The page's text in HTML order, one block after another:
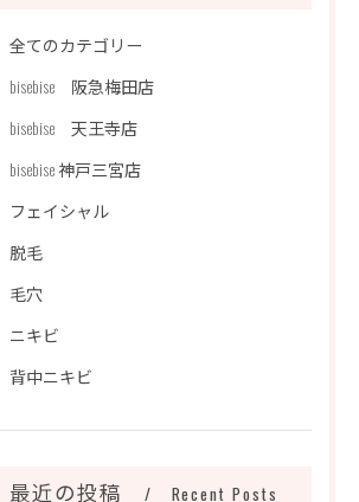
全てのカテゴリー
bisebise 阪急梅田店
bisebise 天王寺店
bisebise 神戸三宮店
フェイシャル
脱毛
毛穴
ニキビ
背中ニキビ
最近の投稿 Recent Posts